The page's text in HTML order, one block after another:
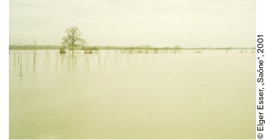
© Elger Esser, „Saône“, 2001